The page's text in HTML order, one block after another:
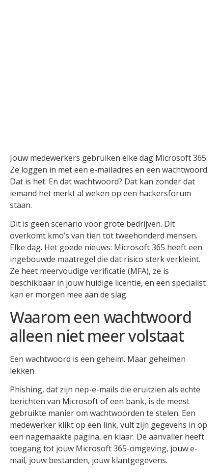
Jouw medewerkers gebruiken elke dag Microsoft 365.
Ze loggen in met een e-mailadres en een wachtwoord.
Dat is het. En dat wachtwoord? Dat kan zonder dat
iemand het merkt al weken op een hackersforum
staan.
Dit is geen scenario voor grote bedrijven. Dit
overkomt kmo’s van tien tot tweehonderd mensen.
Elke dag. Het goede nieuws: Microsoft 365 heeft een
ingebouwde maatregel die dat risico sterk verkleint.
Ze heet meervoudige verificatie (MFA), ze is
beschikbaar in jouw huidige licentie, en een specialist
kan er morgen mee aan de slag.
Waarom een wachtwoord
alleen niet meer volstaat
Een wachtwoord is een geheim. Maar geheimen
lekken.
Phishing, dat zijn nep-e-mails die eruitzien als echte
berichten van Microsoft of een bank, is de meest
gebruikte manier om wachtwoorden te stelen. Een
medewerker klikt op een link, vult zijn gegevens in op
een nagemaakte pagina, en klaar. De aanvaller heeft
toegang tot jouw Microsoft 365-omgeving, jouw e-
mail, jouw bestanden, jouw klantgegevens.